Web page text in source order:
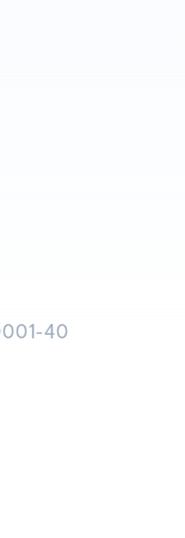
40